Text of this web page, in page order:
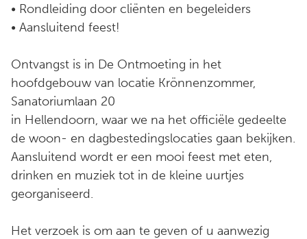
• Rondleiding door cliënten en begeleiders
• Aansluitend feest!
Ontvangst is in De Ontmoeting in het
hoofdgebouw van locatie Krönnenzommer,
Sanatoriumlaan 20
in Hellendoorn, waar we na het officiële gedeelte
de woon- en dagbestedingslocaties gaan bekijken.
Aansluitend wordt er een mooi feest met eten,
drinken en muziek tot in de kleine uurtjes
georganiseerd.
Het verzoek is om aan te geven of u aanwezig